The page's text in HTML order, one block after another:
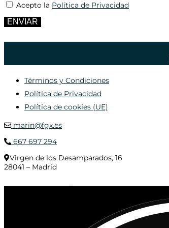
Acepto la Política de Privacidad
ENVIAR
Términos y Condiciones
Política de Privacidad
Política de cookies (UE)
marin@fgx.es
667 697 294
Virgen de los Desamparados, 16
28041 – Madrid